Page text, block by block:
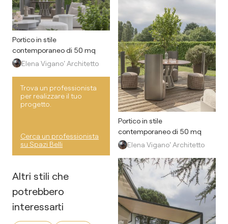
Portico in stile
contemporaneo di 50 mq
Elena Vigano' Architetto
Trova un professionista
per realizzare il tuo
progetto.
Cerca un professionista
su Spazi Belli
Altri stili che
potrebbero
interessarti
Portico in stile
contemporaneo di 50 mq
Elena Vigano' Architetto